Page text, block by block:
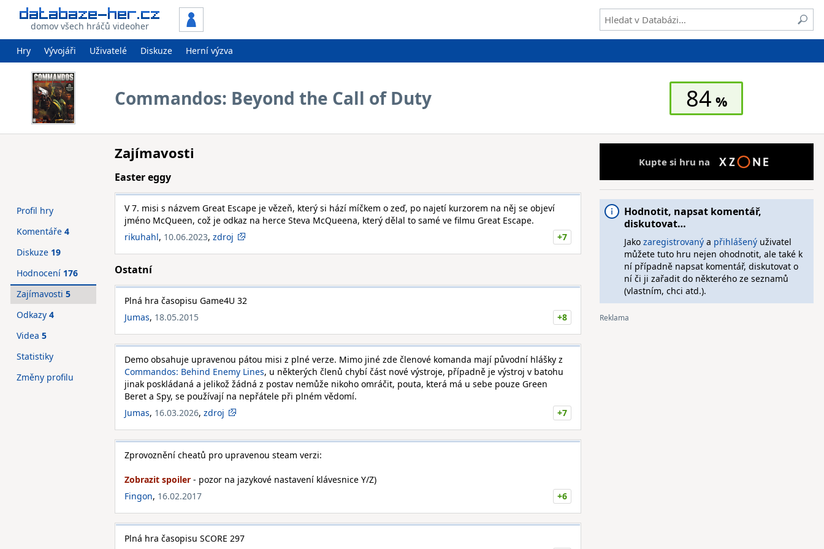
domov všech hráčů videoher
Hry Vývojáři Uživatelé Diskuze Herní výzva
Commandos: Beyond the Call of Duty 84
Zajímavosti
Easter eggy
V 7. misi s názvem Great Escape je vězeň, který si hází míčkem o zeď, po najetí kurzorem na něj se objeví
jméno McQueen, což je odkaz na herce Steva McQueena, který dělal to samé ve filmu Great Escape.
rikuhahl, 10.06.2023, zdroj +7
Ostatní
Plná hra časopisu Game4U 32
Jumas, 18.05.2015 +8
Demo obsahuje upravenou pátou misi z plné verze. Mimo jiné zde členové komanda mají původní hlášky z
Commandos: Behind Enemy Lines, u některých členů chybí část nové výstroje, případně je výstroj v batohu
jinak poskládaná a jelikož žádná z postav nemůže nikoho omráčit, pouta, která má u sebe pouze Green
Beret a Spy, se používají na nepřátele při plném vědomí.
Jumas, 16.03.2026, zdroj +7
Zprovoznění cheatů pro upravenou steam verzi:
- pozor na jazykové nastavení klávesnice Y/Z)
Fingon, 16.02.2017 +6
Plná hra časopisu SCORE 297
Profil hry
Komentáře 4
Diskuze 19
Hodnocení 176
Zajímavosti 5
Odkazy 4
Videa 5
Statistiky
Změny profilu
Kupte si hru na
Hodnotit, napsat komentář,
diskutovat…
Jako zaregistrovanýa přihlášenýuživatel
můžete tuto hru nejen ohodnotit, ale také k
ní případně napsat komentář, diskutovat o
ní či ji zařadit do některého ze seznamů
(vlastním, chci atd.).